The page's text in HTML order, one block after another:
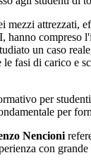
mezzi attrezzati,
hanno
un caso
le fasi di carico e
per
per
Nencioni
con